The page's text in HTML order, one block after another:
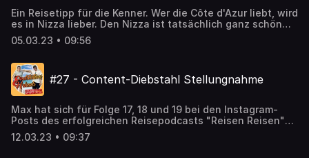
Ein Reisetipp für die Kenner. Wer die Côte d'Azur liebt, wird
es in Nizza lieber. Den Nizza ist tatsächlich ganz schön
nice:) Direkt am Meer bedeutet, dass es dort nicht nur
guten Fisch zu essen gibt, sondern auch eine angenehme
Planschbecken, in dieser Folge ist wirklich alles dabei.
#Reisepodcast #TravelnBestelle jetzt deine Lebensmittel
auf korodrogerie.de und sparedauerhaft 5% auf das
Acast. See acast.com/privacy for more information.
05.03.23 • 09:56
#27 - Content-Diebstahl Stellungnahme
Max hat sich für Folge 17, 18 und 19 bei den Instagram-
Posts des erfolgreichen Reisepodcasts "Reisen Reisen"
inspirieren lassen. Jetzt haben Sie uns eine
Sprachnachricht geschickt. Außerdem überrascht Max
12.03.23 • 09:37